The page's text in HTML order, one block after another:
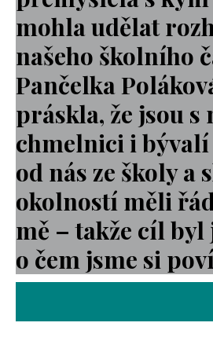
mohla udělat
našeho školního
Pančelka
práskla, že jsou s
chmelnici i
od nás ze školy a
okolností měli
mě – takže cíl byl
o čem jsme si